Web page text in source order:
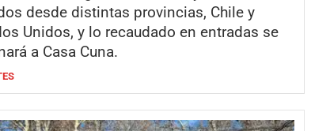
desde distintas provincias, Chile y
Unidos, y lo recaudado en entradas se
a Casa Cuna.